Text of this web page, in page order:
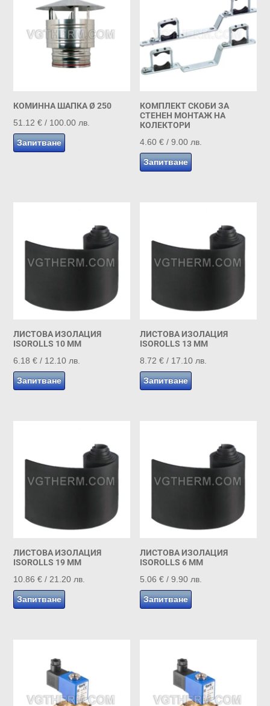
КОМИННА ШАПКА Ø 250
51.12€ / 100.00 лв.
Запитване
КОМПЛЕКТ СКОБИ ЗА
СТЕНЕН МОНТАЖ НА
КОЛЕКТОРИ
4.60€ / 9.00 лв.
Запитване
ЛИСТОВА ИЗОЛАЦИЯ
ISOROLLS 10 MM
6.18€ / 12.10 лв.
Запитване
ЛИСТОВА ИЗОЛАЦИЯ
ISOROLLS 13 MM
8.72€ / 17.10 лв.
Запитване
ЛИСТОВА ИЗОЛАЦИЯ
ISOROLLS 19 MM
10.86€ / 21.20 лв.
Запитване
ЛИСТОВА ИЗОЛАЦИЯ
ISOROLLS 6 MM
5.06€ / 9.90 лв.
Запитване